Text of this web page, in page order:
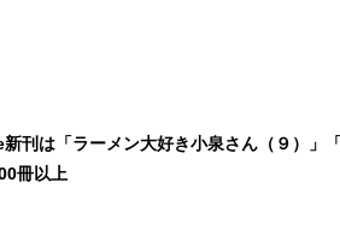
刊は「ラーメン大好き小泉さん（９）」
冊以上